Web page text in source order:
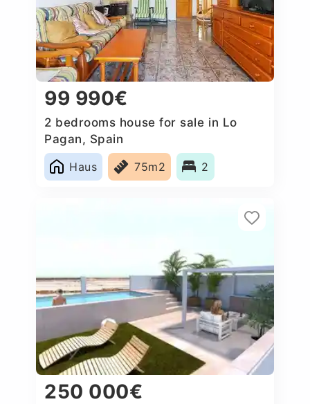
99 990€
2 bedrooms house for sale in Lo
Pagan, Spain
Haus
75m2 2
250 000€